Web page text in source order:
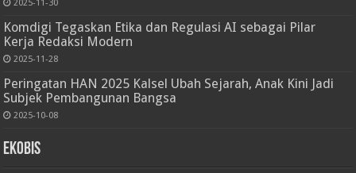
2025-11-30
Komdigi Tegaskan Etika dan Regulasi AI sebagai Pilar
Kerja Redaksi Modern
2025-11-28
Peringatan HAN 2025 Kalsel Ubah Sejarah, Anak Kini Jadi
Subjek Pembangunan Bangsa
2025-10-08
Ekobis